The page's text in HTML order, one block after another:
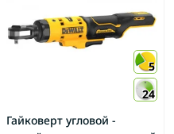
5
24
Гайковерт угловой -